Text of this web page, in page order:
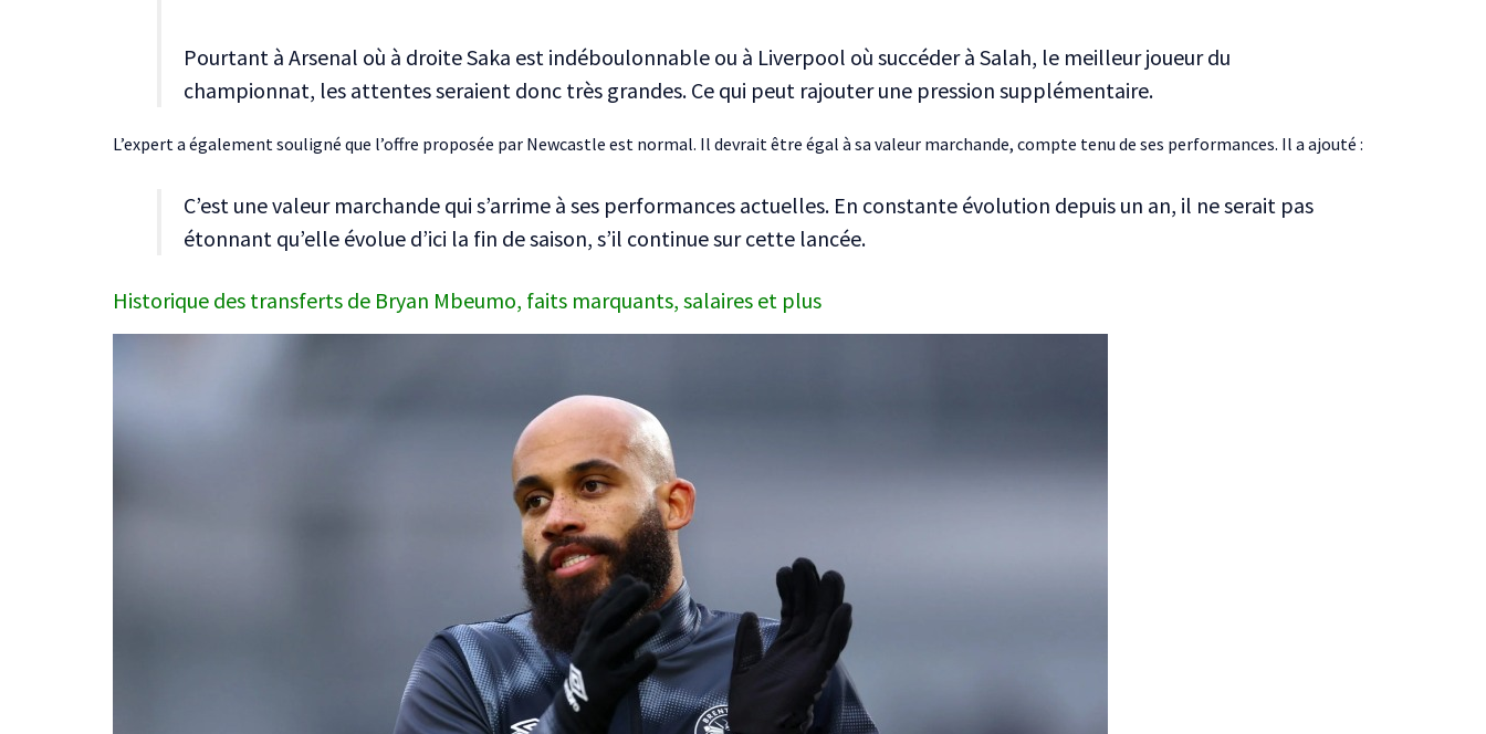
Pourtant à Arsenal où à droite Saka est indéboulonnable ou à Liverpool où succéder à Salah, le meilleur joueur du
championnat, les attentes seraient donc très grandes. Ce qui peut rajouter une pression supplémentaire.
L’expert a également souligné que l’offre proposée par Newcastle est normal. Il devrait être égal à sa valeur marchande, compte tenu de ses performances. Il a ajouté :
C’est une valeur marchande qui s’arrime à ses performances actuelles. En constante évolution depuis un an, il ne serait pas
étonnant qu’elle évolue d’ici la fin de saison, s’il continue sur cette lancée.
Historique des transferts de Bryan Mbeumo, faits marquants, salaires et plus